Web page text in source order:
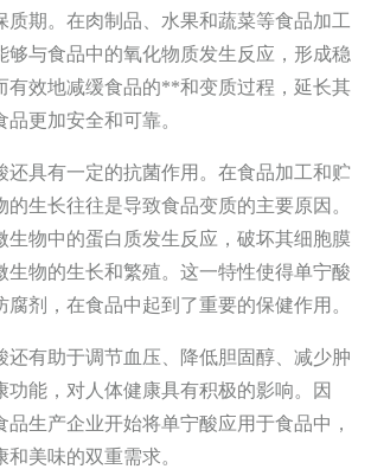
质期。在肉制品、水果和蔬菜等食品加工
够与食品中的氧化物质发生反应，形成稳
有效地减缓食品的**和变质过程，延长其
更加安全和可靠。
还具有一定的抗菌作用。在食品加工和贮
生长往往是导致食品变质的主要原因。
生物中的蛋白质发生反应，破坏其细胞膜
生物的生长和繁殖。这一特性使得单宁酸
腐剂，在食品中起到了重要的保健作用。
还有助于调节血压、降低胆固醇、减少肿
功能，对人体健康具有积极的影响。因
品生产企业开始将单宁酸应用于食品中，
和美味的双重需求。